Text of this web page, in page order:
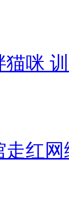
咪
走红网